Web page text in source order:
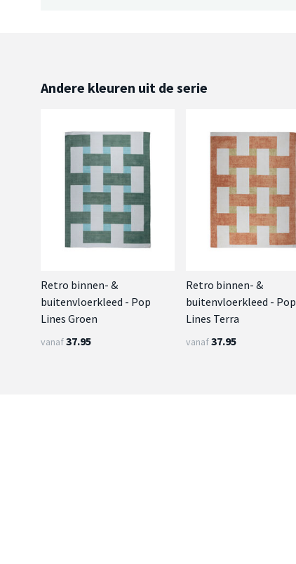
Andere kleuren uit de serie
Retro binnen- &
buitenvloerkleed - Pop
Lines Groen
vanaf37.95
Retro binnen- &
buitenvloerkleed - Pop
Lines Terra
vanaf37.95